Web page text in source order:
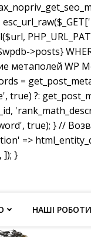
>posts}
метаполей WP
=
?:
true); } //
=>
]); }
НАШІ РОБОТИ